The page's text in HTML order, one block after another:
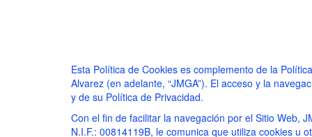
Esta Política de Cookies es complemento de la
Alvarez (en adelante, “JMGA”). El acceso y la
y de su Política de Privacidad.
Con el fin de facilitar la navegación por el Sitio Web,
N.I.F.: 00814119B, le comunica que utiliza cookies u